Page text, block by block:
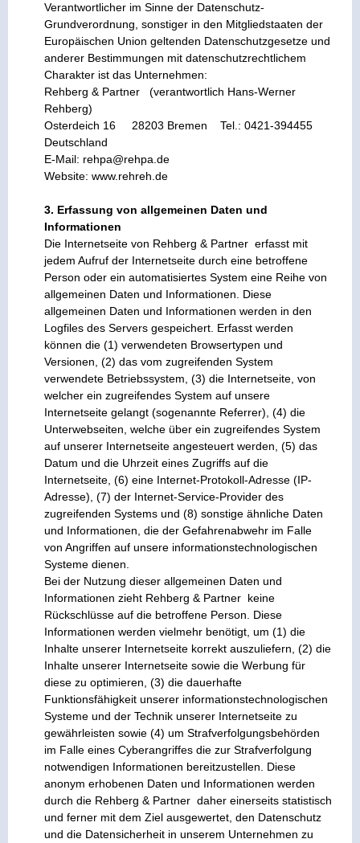
Verantwortlicher im Sinne der Datenschutz-
Grundverordnung, sonstiger in den Mitgliedstaaten der
Europäischen Union geltenden Datenschutzgesetze und
anderer Bestimmungen mit datenschutzrechtlichem
Charakter ist das Unternehmen:
Rehberg & Partner (verantwortlich Hans-Werner
Rehberg)
Osterdeich 16 28203 Bremen Tel.: 0421-394455
Deutschland
E-Mail: rehpa@rehpa.de
Website: www.rehreh.de
3. Erfassung von allgemeinen Daten und
Informationen
Die Internetseite von Rehberg & Partner erfasst mit
jedem Aufruf der Internetseite durch eine betroffene
Person oder ein automatisiertes System eine Reihe von
allgemeinen Daten und Informationen. Diese
allgemeinen Daten und Informationen werden in den
Logfiles des Servers gespeichert. Erfasst werden
können die (1) verwendeten Browsertypen und
Versionen, (2) das vom zugreifenden System
verwendete Betriebssystem, (3) die Internetseite, von
welcher ein zugreifendes System auf unsere
Internetseite gelangt (sogenannte Referrer), (4) die
Unterwebseiten, welche über ein zugreifendes System
auf unserer Internetseite angesteuert werden, (5) das
Datum und die Uhrzeit eines Zugriffs auf die
Internetseite, (6) eine Internet-Protokoll-Adresse (IP-
Adresse), (7) der Internet-Service-Provider des
zugreifenden Systems und (8) sonstige ähnliche Daten
und Informationen, die der Gefahrenabwehr im Falle
von Angriffen auf unsere informationstechnologischen
Systeme dienen.
Bei der Nutzung dieser allgemeinen Daten und
Informationen zieht Rehberg & Partner keine
Rückschlüsse auf die betroffene Person. Diese
Informationen werden vielmehr benötigt, um (1) die
Inhalte unserer Internetseite korrekt auszuliefern, (2) die
Inhalte unserer Internetseite sowie die Werbung für
diese zu optimieren, (3) die dauerhafte
Funktionsfähigkeit unserer informationstechnologischen
Systeme und der Technik unserer Internetseite zu
gewährleisten sowie (4) um Strafverfolgungsbehörden
im Falle eines Cyberangriffes die zur Strafverfolgung
notwendigen Informationen bereitzustellen. Diese
anonym erhobenen Daten und Informationen werden
durch die Rehberg & Partner daher einerseits statistisch
und ferner mit dem Ziel ausgewertet, den Datenschutz
und die Datensicherheit in unserem Unternehmen zu